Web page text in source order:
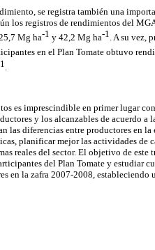
se registra también una
los registros de rendimientos del
Mg ha-1 y 42,2 Mg ha-1 . A su vez,
en el Plan Tomate obtuvo
.
es imprescindible en primer lugar
y los alcanzables de acuerdo
las diferencias entre productores en
planificar mejor las actividades de
reales del sector. El objetivo de este
del Plan Tomate y estudiar
en la zafra 2007-2008, estableciendo